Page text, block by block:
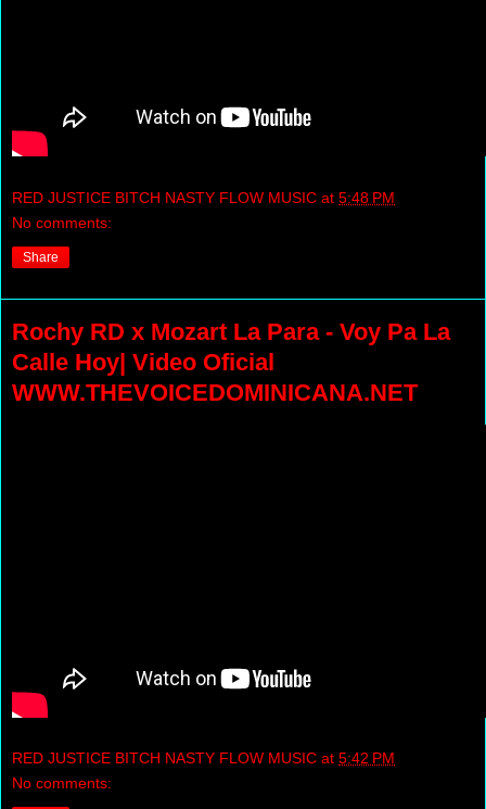
RED JUSTICE BITCH NASTY FLOW MUSIC at 5:48 PM
No comments:
Share
Rochy RD x Mozart La Para - Voy Pa La
Calle Hoy| Video Oficial
WWW.THEVOICEDOMINICANA.NET
RED JUSTICE BITCH NASTY FLOW MUSIC at 5:42 PM
No comments: